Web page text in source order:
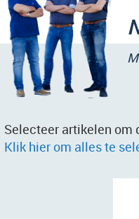
Selecteer artikelen om
Klik hier om alles te